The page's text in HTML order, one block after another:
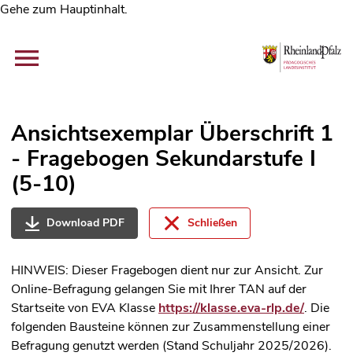
Gehe zum Hauptinhalt.
Ansichtsexemplar Überschrift 1
- Fragebogen Sekundarstufe I
(5-10)
Download PDF Schließen
HINWEIS: Dieser Fragebogen dient nur zur Ansicht. Zur
Online-Befragung gelangen Sie mit Ihrer TAN auf der
Startseite von EVA Klasse https://klasse.eva-rlp.de/. Die
folgenden Bausteine können zur Zusammenstellung einer
Befragung genutzt werden (Stand Schuljahr 2025/2026).